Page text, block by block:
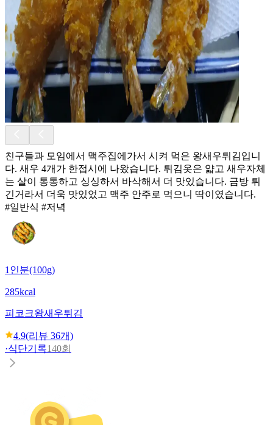
친구들과 모임에서 맥주집에가서 시켜 먹은 왕새우튀김입니
다. 새우 4개가 한접시에 나왔습니다. 튀김옷은 얇고 새우자체
는 살이 통통하고 싱싱하서 바삭해서 더 맛있습니다. 금방 튀
긴거라서 더욱 맛있었고 맥주 안주로 먹으니 딱이였습니다.
#일반식 #저녁
1인분(100g)
285kcal
피코크왕새우튀김
4.9(리뷰 36개)
·식단기록140회